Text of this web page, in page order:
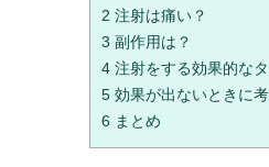
2 注射は痛い？
3 副作用は？
4 注射をする効果的な
5 効果が出ないときに
6 まとめ